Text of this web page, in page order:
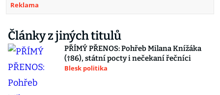
Reklama
Články z jiných titulů
PŘÍMÝ PŘENOS: Pohřeb Milana Knížáka
(†86), státní pocty i nečekaní řečníci
Blesk politika